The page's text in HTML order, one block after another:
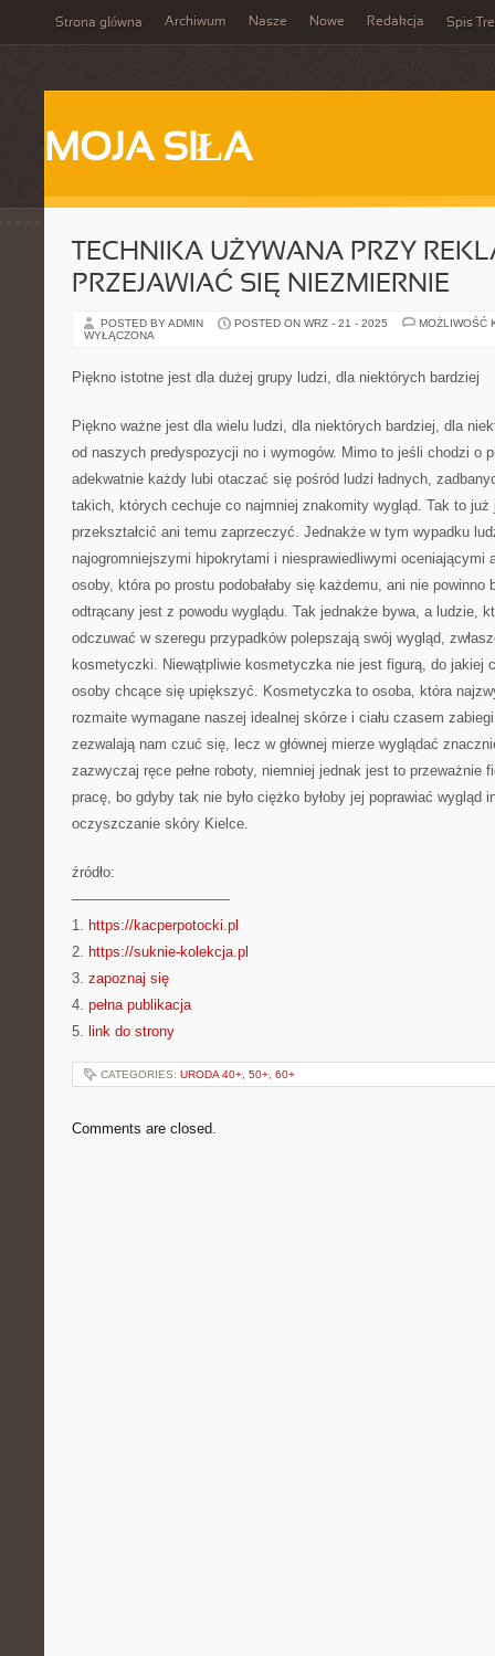
Strona główna Archiwum Nasze Nowe Redakcja Spis
MOJA SIŁA
TECHNIKA UŻYWANA PRZY
PRZEJAWIAĆ SIĘ NIEZMIERNIE
POSTED BY ADMIN POSTED ON WRZ - 21 - 2025
MOŻLIWOŚĆ
WYŁĄCZONA
Piękno istotne jest dla dużej grupy ludzi, dla niektórych bardziej
Piękno ważne jest dla wielu ludzi, dla niektórych bardziej, dla
od naszych predyspozycji no i wymogów. Mimo to jeśli chodzi o
adekwatnie każdy lubi otaczać się pośród ludzi ładnych,
takich, których cechuje co najmniej znakomity wygląd. Tak to
przekształcić ani temu zaprzeczyć. Jednakże w tym wypadku
najogromniejszymi hipokrytami i niesprawiedliwymi oceniającymi
osoby, która po prostu podobałaby się każdemu, ani nie
odtrącany jest z powodu wyglądu. Tak jednakże bywa, a ludzie,
odczuwać w szeregu przypadków polepszają swój wygląd,
kosmetyczki. Niewątpliwie kosmetyczka nie jest figurą, do jakiej
osoby chcące się upiększyć. Kosmetyczka to osoba, która
rozmaite wymagane naszej idealnej skórze i ciału czasem
zezwalają nam czuć się, lecz w głównej mierze wyglądać
zazwyczaj ręce pełne roboty, niemniej jednak jest to przeważnie
pracę, bo gdyby tak nie było ciężko byłoby jej poprawiać wygląd
oczyszczanie skóry Kielce.
źródło:
———————————
1. https://kacperpotocki.pl
2. https://suknie-kolekcja.pl
3. zapoznaj się
4. pełna publikacja
5. link do strony
CATEGORIES: URODA 40+, 50+, 60+
Comments are closed.